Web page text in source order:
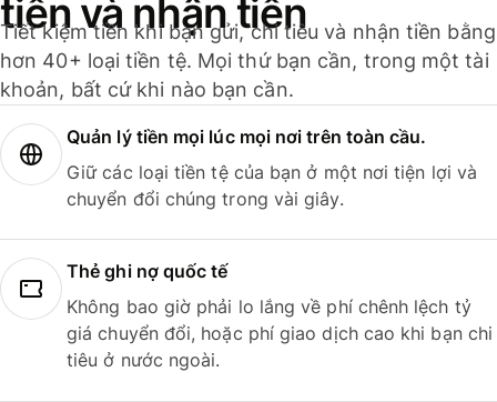
tiền và nhận tiền
Tiết kiệm tiền khi bạn gửi, chi tiêu và nhận tiền bằng
hơn 40+ loại tiền tệ. Mọi thứ bạn cần, trong một tài
khoản, bất cứ khi nào bạn cần.
Quản lý tiền mọi lúc mọi nơi trên toàn cầu.
Giữ các loại tiền tệ của bạn ở một nơi tiện lợi và
chuyển đổi chúng trong vài giây.
Thẻ ghi nợ quốc tế
Không bao giờ phải lo lắng về phí chênh lệch tỷ
giá chuyển đổi, hoặc phí giao dịch cao khi bạn chi
tiêu ở nước ngoài.